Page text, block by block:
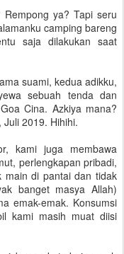
ya? Tapi seru
camping bareng
saja dilakukan saat
suami, kedua adikku,
sebuah tenda dan
Cina. Azkiya mana?
2019. Hihihi.
juga membawa
perlengkapan pribadi,
main di pantai dan tidak
banget masya Allah)
emak-emak. Konsumsi
kami masih muat diisi